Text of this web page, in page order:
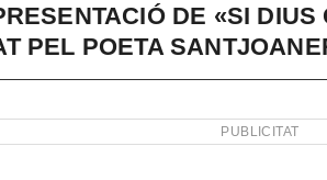
DE «SI
PEL POETA
PUBLICITAT